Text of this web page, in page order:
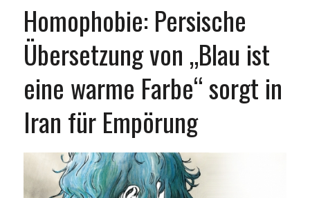
Homophobie: Persische
Übersetzung von „Blau ist
eine warme Farbe“ sorgt in
Iran für Empörung